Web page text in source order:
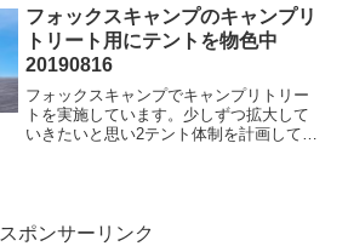
みずがき山自然公園キャンプ場から富士
見平小屋経由での...
フォックスキャンプのキャンプリ
トリート用にテントを物色中
20190816
フォックスキャンプでキャンプリトリー
トを実施しています。少しずつ拡大して
いきたいと思い2テント体制を計画してい
スポンサーリンク